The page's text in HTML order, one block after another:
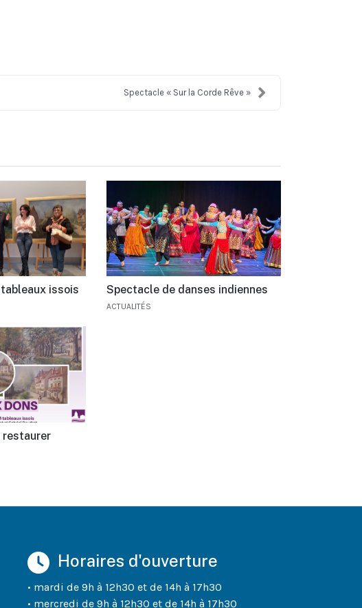
Spectacle « Sur la Corde Rêve »
issois Spectacle de danses indiennes
ACTUALITÉS
restaurer
Horaires d'ouverture
• mardi de 9h à 12h30 et de 14h à 17h30
• mercredi de 9h à 12h30 et de 14h à 17h30